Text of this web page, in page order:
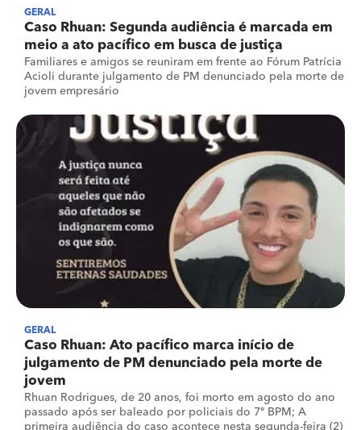
GERAL
Caso Rhuan: Segunda audiência é marcada em
meio a ato pacífico em busca de justiça
Familiares e amigos se reuniram em frente ao Fórum Patrícia
Acioli durante julgamento de PM denunciado pela morte de
jovem empresário
GERAL
Caso Rhuan: Ato pacífico marca início de
julgamento de PM denunciado pela morte de
jovem
Rhuan Rodrigues, de 20 anos, foi morto em agosto do ano
passado após ser baleado por policiais do 7º BPM; A
primeira audiência do caso acontece nesta segunda-feira (2)